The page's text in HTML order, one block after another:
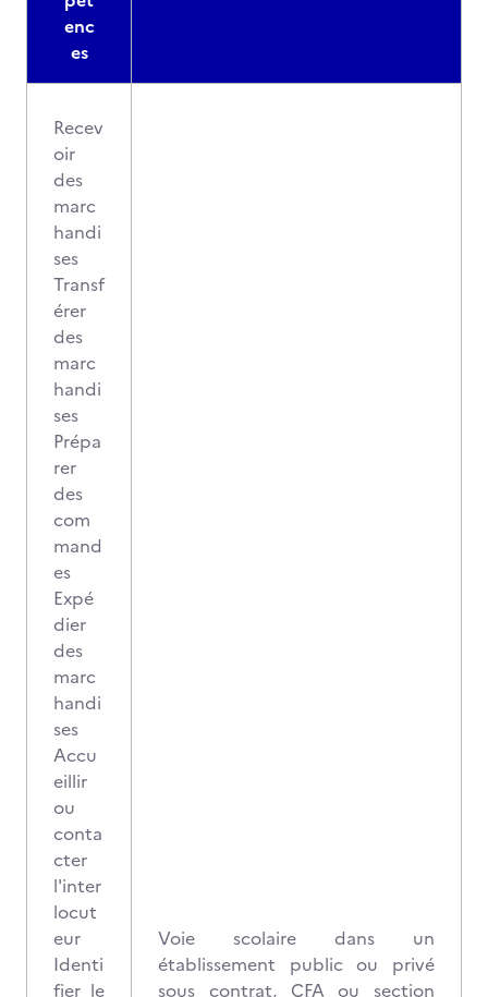
enc
es
Recev
oir
des
marc
handi
ses
Transf
érer
des
marc
handi
ses
Prépa
rer
des
com
mand
es
Expé
dier
des
marc
handi
ses
Accu
eillir
ou
conta
cter
l'inter
locut
eur
Identi
fier le
Voie scolaire dans un
établissement public ou privé
sous contrat, CFA ou section